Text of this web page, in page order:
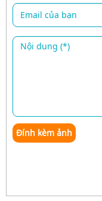
Đính kèm ảnh